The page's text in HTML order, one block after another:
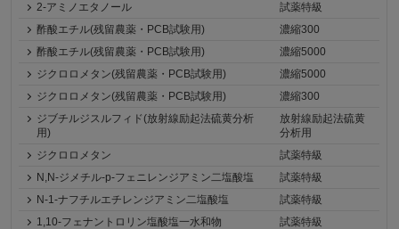
2-アミノエタノール
試薬特級
酢酸エチル(残留農薬・PCB試験用)
濃縮300
酢酸エチル(残留農薬・PCB試験用)
濃縮5000
ジクロロメタン(残留農薬・PCB試験用)
濃縮5000
ジクロロメタン(残留農薬・PCB試験用)
濃縮300
ジブチルジスルフィド(放射線励起法硫黄分析
用)
放射線励起法硫黄
分析用
ジクロロメタン
試薬特級
N,N-ジメチル-p-フェニレンジアミン二塩酸塩
試薬特級
N-1-ナフチルエチレンジアミン二塩酸塩
試薬特級
1,10-フェナントロリン塩酸塩一水和物
試薬特級